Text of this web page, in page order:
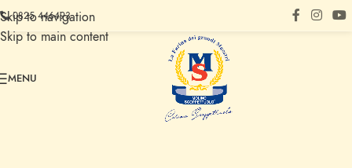
Skip to navigation
Skip to main content
0825 446493
MENU